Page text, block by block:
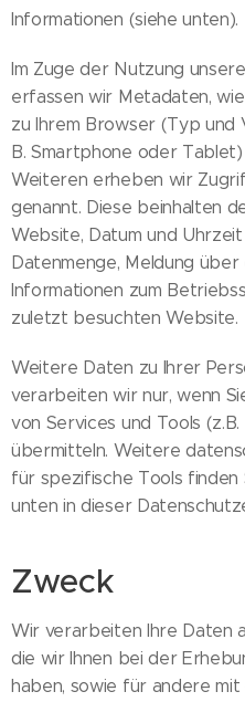
Informationen (siehe unten).
Im Zuge der Nutzung
erfassen wir Metadaten,
zu Ihrem Browser (Typ und
B. Smartphone oder
Weiteren erheben wir
genannt. Diese beinhalten
Website, Datum und
Datenmenge, Meldung
Informationen zum
zuletzt besuchten Website.
Weitere Daten zu Ihrer
verarbeiten wir nur, wenn
von Services und Tools
übermitteln. Weitere
für spezifische Tools
unten in dieser
Zweck
Wir verarbeiten Ihre Daten
die wir Ihnen bei der
haben, sowie für andere